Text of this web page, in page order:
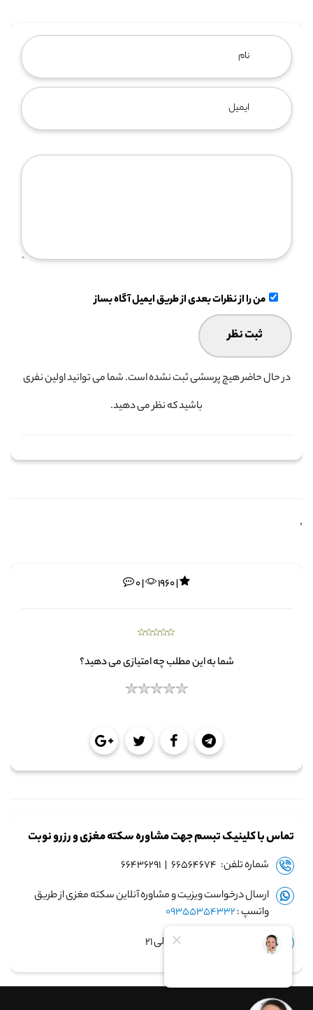
من را از نظرات بعدی از طریق ایمیل آگاه بساز
در حال حاضر هیچ پرسشی ثبت نشده است. شما می توانید اولین نفری
باشید که نظر می دهید.
,
0 | 1960 |
شما به این مطلب چه امتیازی می دهید؟
تماس با کلینیک تبسم جهت مشاوره سکته مغزی و رزرو نوبت
شماره تلفن: ۶۶۵۶۴۶۷۴ | ۶۶۴۳۶۲۹۱
ارسال درخواست ویزیت و مشاوره آنلاین سکته مغزی از طریق
واتسپ :09355354332
زمان پاسخگویی: ساعت ۹ الی ۲۱